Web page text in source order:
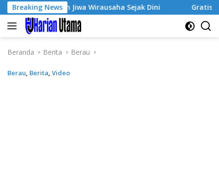
Langsung
ke
konten
Breaking News
Jiwa Wirausaha Sejak Dini GratisPol Sukses
Beranda Berita Berau
Berau, Berita, Video